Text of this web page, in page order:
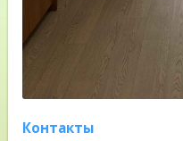
Контакты